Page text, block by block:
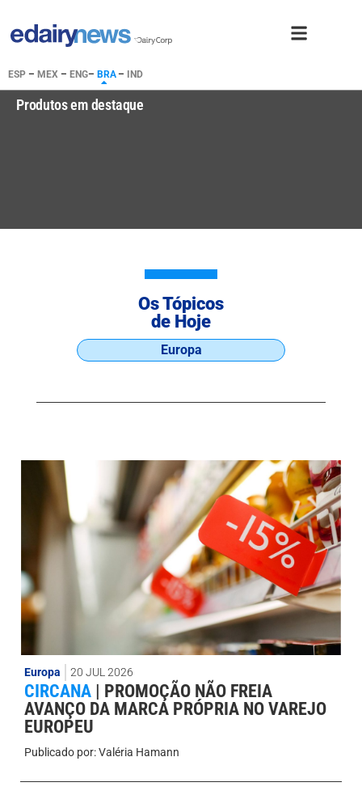
ESP – MEX – ENG– BRA– IND
Produtos em destaque
Os Tópicos
de Hoje
Europa
Europa 20 JUL 2026
CIRCANA | PROMOÇÃO NÃO FREIA
AVANÇO DA MARCA PRÓPRIA NO VAREJO
EUROPEU
Publicado por:Valéria Hamann